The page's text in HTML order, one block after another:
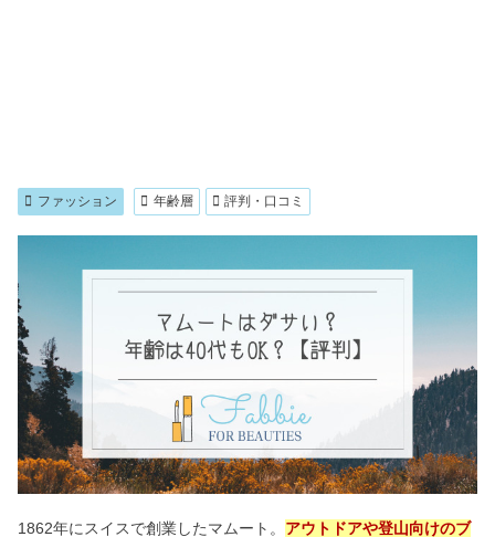
ファッション 年齢層 評判・口コミ
1862年にスイスで創業したマムート。 アウトドアや登山向けのブ